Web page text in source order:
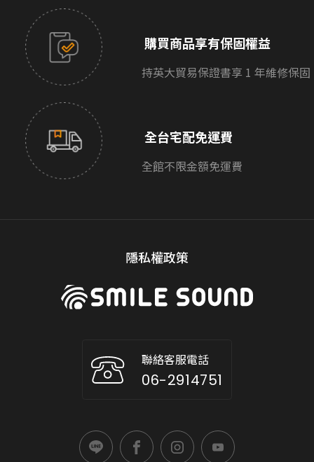
購買商品享有保固權益
持英大貿易保證書享 1 年維修保固
全台宅配免運費
全館不限金額免運費
隱私權政策
聯絡客服電話
06-2914751